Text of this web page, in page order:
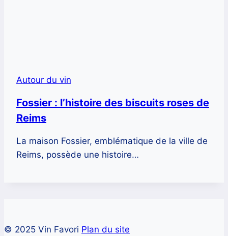
Autour du vin
Fossier : l’histoire des biscuits roses de
Reims
La maison Fossier, emblématique de la ville de
Reims, possède une histoire…
© 2025 Vin Favori Plan du site